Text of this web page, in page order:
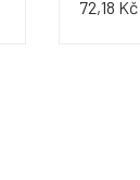
72,18 Kč